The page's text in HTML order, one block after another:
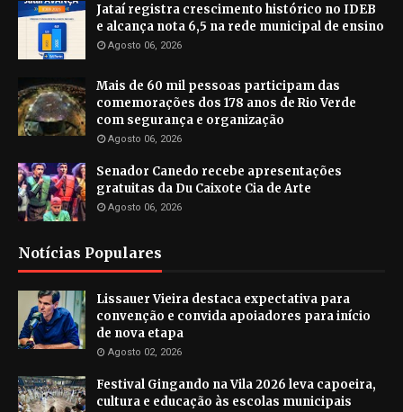
Jataí registra crescimento histórico no IDEB
e alcança nota 6,5 na rede municipal de ensino
Agosto 06, 2026
Mais de 60 mil pessoas participam das
comemorações dos 178 anos de Rio Verde
com segurança e organização
Agosto 06, 2026
Senador Canedo recebe apresentações
gratuitas da Du Caixote Cia de Arte
Agosto 06, 2026
Notícias Populares
Lissauer Vieira destaca expectativa para
convenção e convida apoiadores para início
de nova etapa
Agosto 02, 2026
Festival Gingando na Vila 2026 leva capoeira,
cultura e educação às escolas municipais